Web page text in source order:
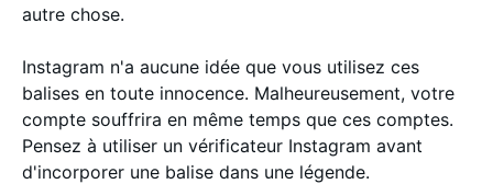
autre chose.
Instagram n'a aucune idée que vous utilisez ces
balises en toute innocence. Malheureusement, votre
compte souffrira en même temps que ces comptes.
Pensez à utiliser un vérificateur Instagram avant
d'incorporer une balise dans une légende.